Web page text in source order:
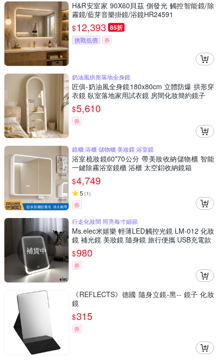
H&R安室家 90X60貝茲 側發光 觸控智能鏡/除
霧鏡/藍芽音樂掛鏡/浴鏡HR24591
$12,393 85折
挑戰低價 券
奶油風拱形落地全身鏡
匠俱-奶油風全身鏡180x80cm 立體防爆 拱形穿
衣鏡 臥室落地家用試衣鏡 房間化妝簡約鏡子
$5,610
券
鏡櫃 浴櫃 儲物櫃 美妝鏡 浴室鏡
浴室梳妝鏡60*70公分 帶美妝收納儲物櫃 智能
一鍵除霧浴室鏡櫃 浴櫃 太空鋁收納鏡箱
$4,749
5 (1)
券
補貨中
行走化妝間 照亮每寸細節
Ms.elec米嬉樂 輕薄LED觸控光鏡 LM-012 化妝
鏡 補光鏡 美妝鏡 隨身鏡 旅行便攜 USB充電款
$980
券
《REFLECTS》德國 隨身立鏡-黑-- 鏡子 化妝
鏡
$315
券